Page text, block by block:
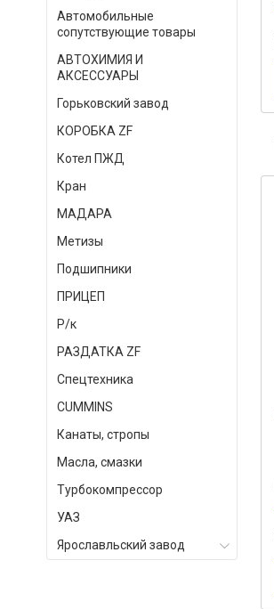
Автомобильные
сопутствующие товары
АВТОХИМИЯ И
АКСЕССУАРЫ
Горьковский завод
КОРОБКА ZF
Котел ПЖД
Кран
МАДАРА
Метизы
Подшипники
ПРИЦЕП
Р/к
РАЗДАТКА ZF
Спецтехника
СUMMINS
Канаты, стропы
Масла, смазки
Турбокомпрессор
УАЗ
Ярославльский завод
260,00 Р
В корзину
Блок контрольных ламп ПД
511-3803010 (КАМА)
Альтернатива
Артикул:3803010
988,00